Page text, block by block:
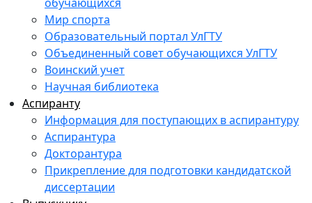
Мир спорта
Образовательный портал УлГТУ
Объединенный совет обучающихся УлГТУ
Воинский учет
Научная библиотека
Аспиранту
Информация для поступающих в аспирантуру
Аспирантура
Докторантура
Прикрепление для подготовки кандидатской
диссертации